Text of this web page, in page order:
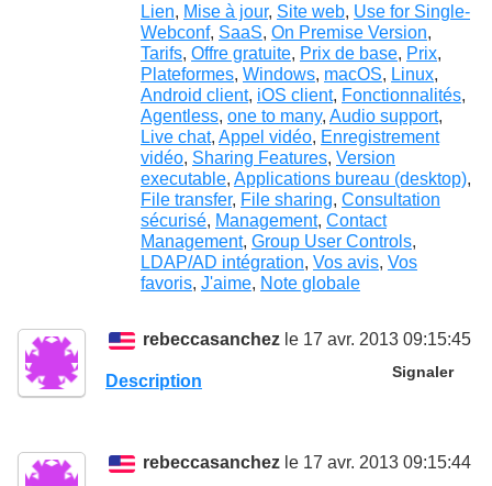
Lien, Mise à jour, Site web, Use for Single-
Webconf, SaaS, On Premise Version,
Tarifs, Offre gratuite, Prix de base, Prix,
Plateformes, Windows, macOS, Linux,
Android client, iOS client, Fonctionnalités,
Agentless, one to many, Audio support,
Live chat, Appel vidéo, Enregistrement
vidéo, Sharing Features, Version
executable, Applications bureau (desktop),
File transfer, File sharing, Consultation
sécurisé, Management, Contact
Management, Group User Controls,
LDAP/AD intégration, Vos avis, Vos
favoris, J'aime, Note globale
rebeccasanchez le 17 avr. 2013 09:15:45
Signaler
Description
rebeccasanchez le 17 avr. 2013 09:15:44